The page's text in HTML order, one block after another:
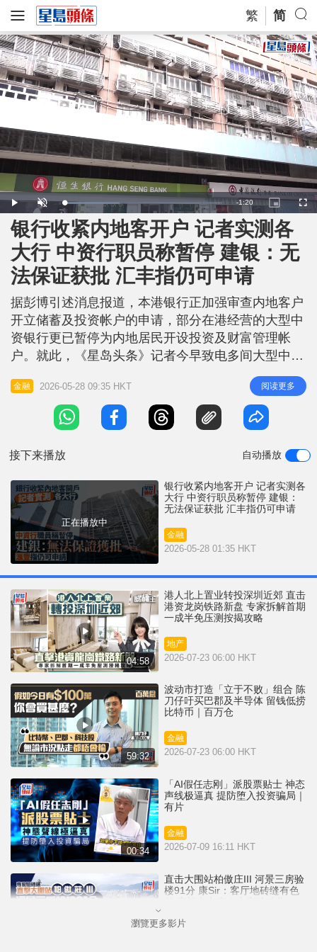
繁 简
P
l
a
y
U
n
m
u
e
L
o
d
e
d
:
3
5
.
2
7
R
e
m
a
n
n
-1:20
P
i
t
u
c
t
r
e
F
u
银行收紧内地客开户 记者实测各
大行 中资行职员称暂停 建银：无
法保证获批 汇丰指仍可申请
据彭博引述消息报道，本港银行正加强审查内地客户
开立储蓄及投资帐户的申请，部分在港经营的大型中
资银行更已暂停为内地居民开设投资及财富管理帐
户。就此，《星岛头条》记者今早致电多间大型中资
银行的客户服务热线查询。其中，中国工商银行（亚
洲）及交通银行（香港）职员明确表示，现已暂停为
内地居民开设投资及理财帐户，直至另行通知；中国
建设银行（亚洲）职员则表示，内地客户仍可尝试亲
金融 2026-05-28 09:35 HKT 阅读更多
接下来播放 自动播放
正在播放中
银行收紧内地客开户 记者实测各
大行 中资行职员称暂停 建银：
无法保证获批 汇丰指仍可申请
金融
2026-05-28 01:35 HKT
04:58
港人北上置业转投深圳近郊 直击
港资龙岗铁路新盘 专家拆解首期
一成半免压测按揭攻略
地产
2026-07-23 06:00 HKT
59:32
波动市打造「立于不败」组合 陈
刀仔吁买巴郡及半导体 留钱低捞
比特币｜百万仓
金融
2026-07-23 06:00 HKT
00:34
「AI假任志刚」派股票贴士 神态
声线极逼真 提防堕入投资骗局｜
有片
金融
2026-07-09 16:11 HKT
直击大围站柏傲庄III 河景三房验
楼91分 康Sir：客厅地砖缝有色
地产
瀏覽更多影片